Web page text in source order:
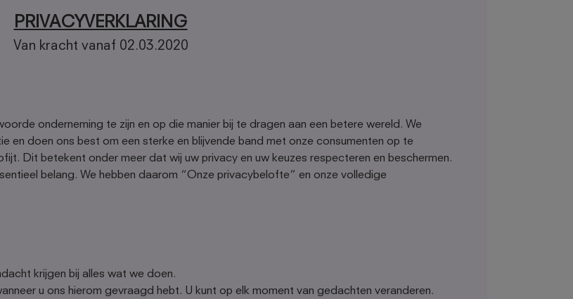
PRIVACYVERKLARING
Van kracht vanaf 02.03.2020
onderneming te zijn en op die manier bij te dragen aan een betere wereld. We
en doen ons best om een sterke en blijvende band met onze consumenten op te
Dit betekent onder meer dat wij uw privacy en uw keuzes respecteren en beschermen.
belang. We hebben daarom “Onze privacybelofte” en onze volledige
krijgen bij alles wat we doen.
u ons hierom gevraagd hebt. U kunt op elk moment van gedachten veranderen.